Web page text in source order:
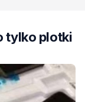
tylko plotki